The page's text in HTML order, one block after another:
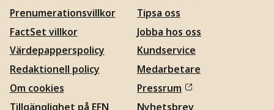
Prenumerationsvillkor
FactSet villkor
Värdepapperspolicy
Redaktionell policy
Om cookies
Tillgänglighet på EFN
Tipsa oss
Jobba hos oss
Kundservice
Medarbetare
Pressrum
Nyhetsbrev